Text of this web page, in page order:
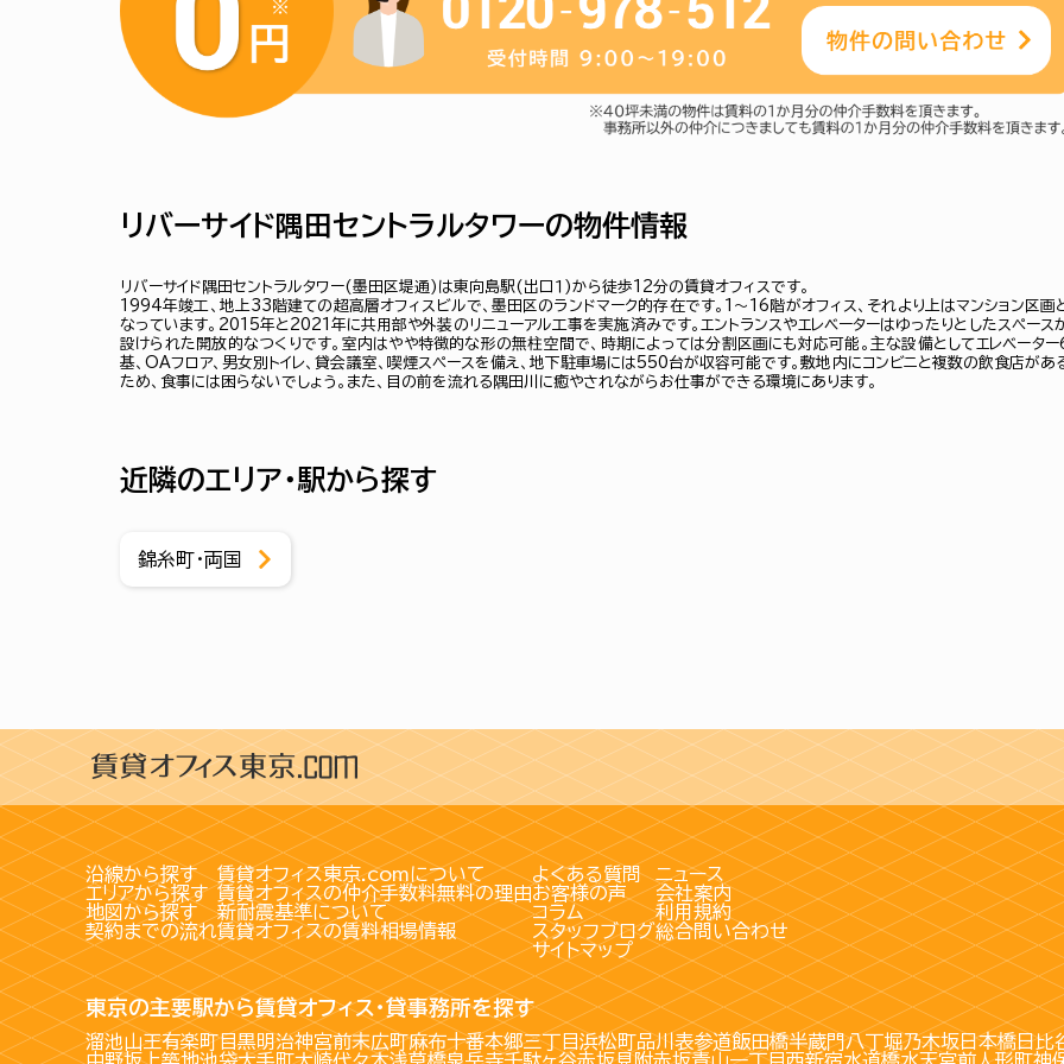
リバーサイド隅田セントラルタワーの物件情報
リバーサイド隅田セントラルタワー(墨田区堤通)は東向島駅(出口１)から徒歩12分の賃貸オフィスです。
1994年竣工、地上33階建ての超高層オフィスビルで、墨田区のランドマーク的存在です。1～16階がオフィス、それより上はマンション区画
なっています。2015年と2021年に共用部や外装のリニューアル工事を実施済みです。エントランスやエレベーターはゆったりとしたスペース
設けられた開放的なつくりです。室内はやや特徴的な形の無柱空間で、時期によっては分割区画にも対応可能。主な設備としてエレベーター
基、OAフロア、男女別トイレ、貸会議室、喫煙スペースを備え、地下駐車場には550台が収容可能です。敷地内にコンビニと複数の飲食店があ
ため、食事には困らないでしょう。また、目の前を流れる隅田川に癒やされながらお仕事ができる環境にあります。
近隣のエリア・駅から探す
錦糸町・両国
沿線から探す
エリアから探す
地図から探す
契約までの流れ
賃貸オフィス東京.comについて
賃貸オフィスの仲介手数料無料の理由
新耐震基準について
賃貸オフィスの賃料相場情報
よくある質問
お客様の声
コラム
スタッフブログ
サイトマップ
ニュース
会社案内
利用規約
総合問い合わせ
東京の主要駅から賃貸オフィス・貸事務所を探す
溜池山王有楽町目黒明治神宮前末広町麻布十番本郷三丁目浜松町品川表参道飯田橋半蔵門八丁堀乃木坂日本橋日比